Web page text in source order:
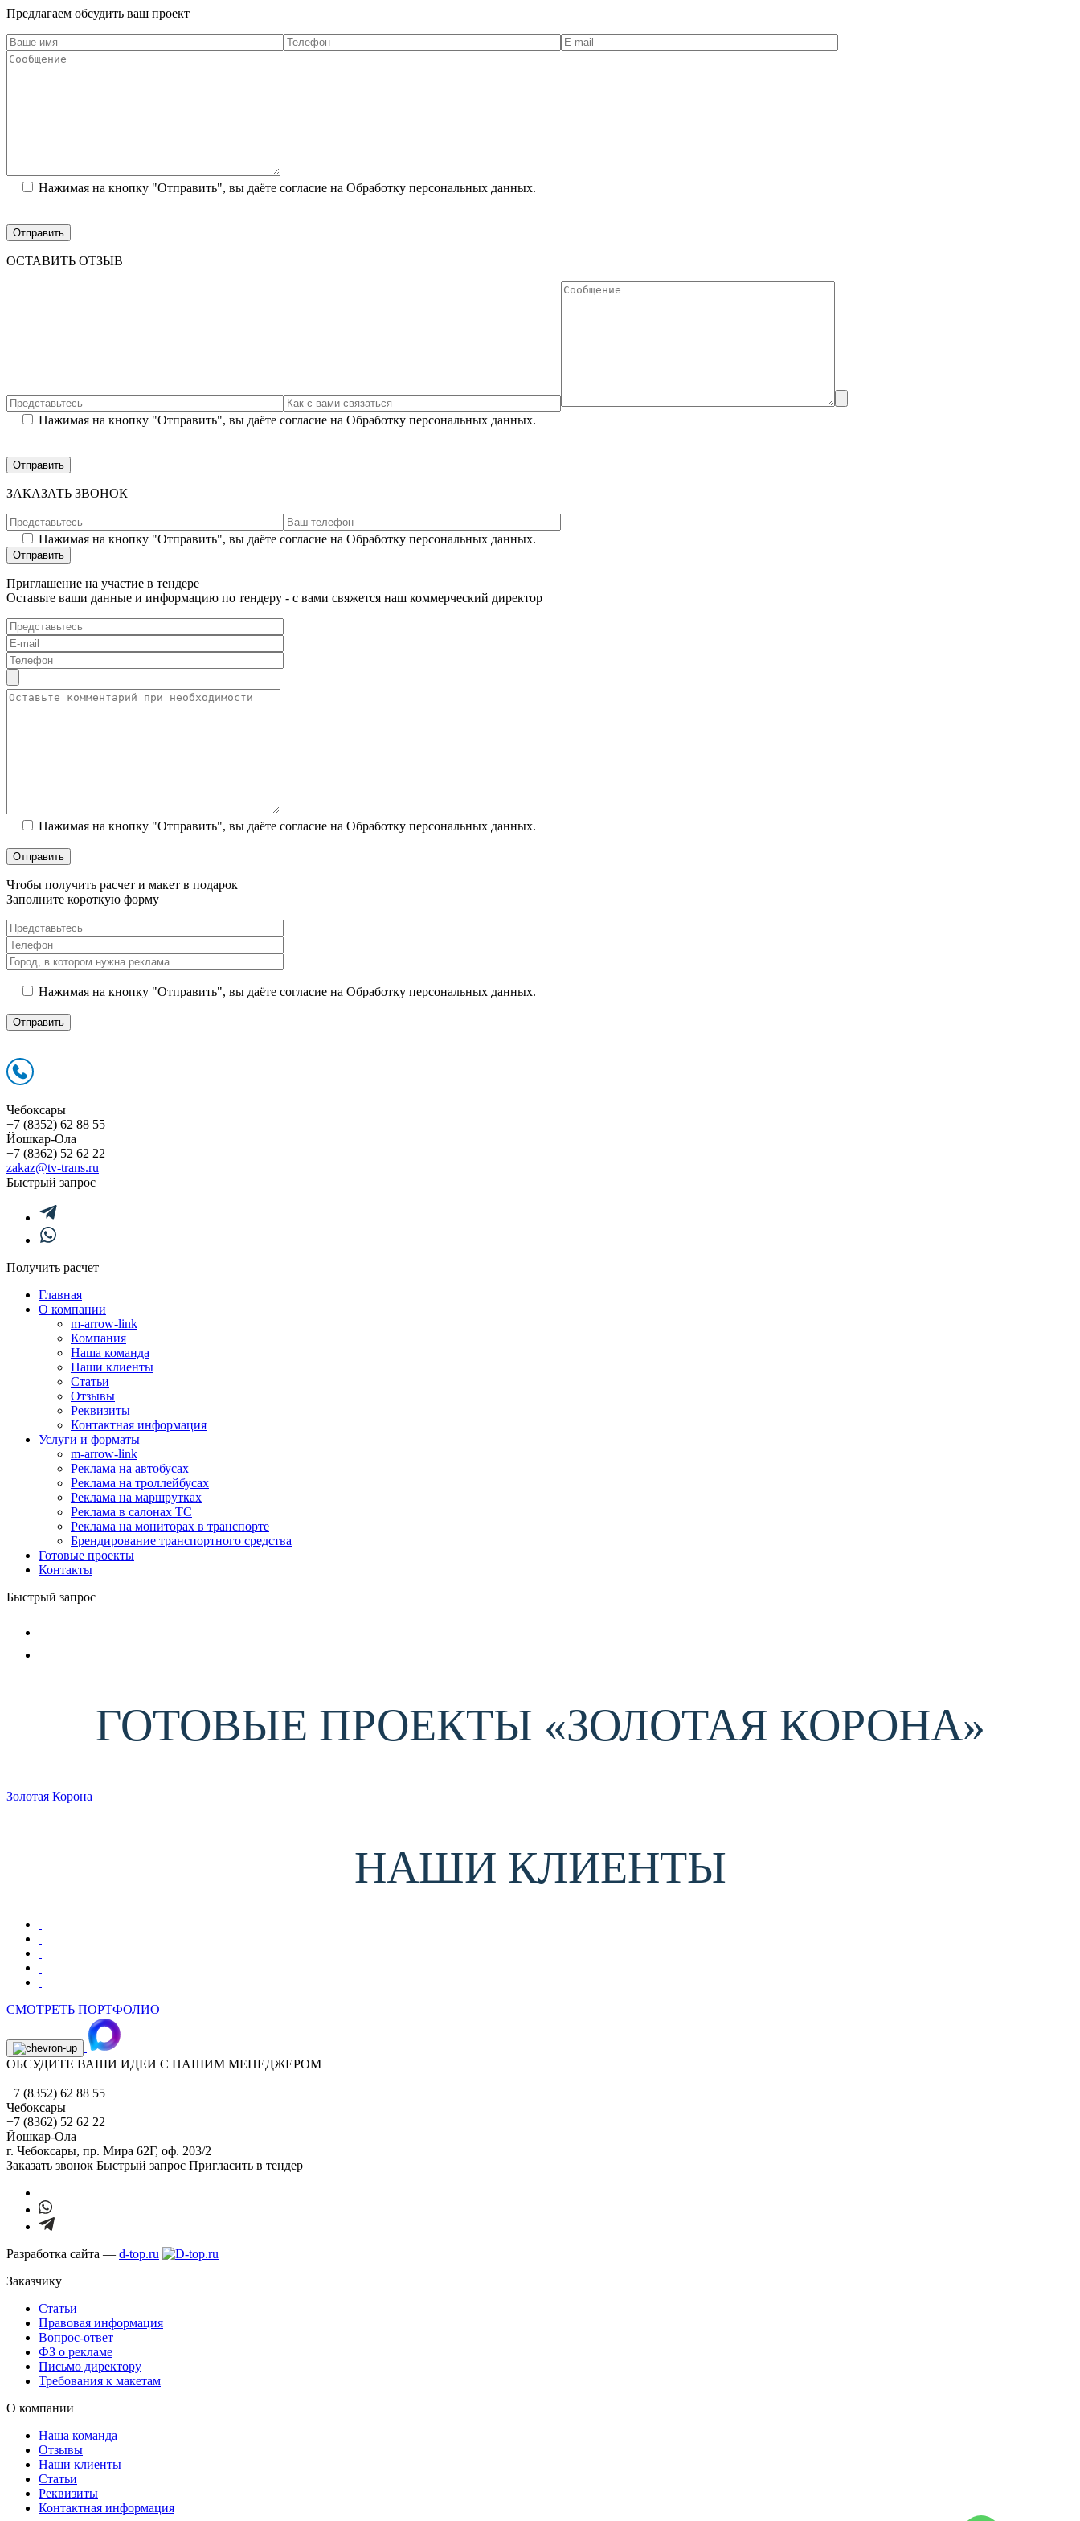
Предлагаем обсудить ваш проект
Нажимая на кнопку "Отправить", вы даёте согласие на Обработку персональных данных.
ОСТАВИТЬ ОТЗЫВ
Нажимая на кнопку "Отправить", вы даёте согласие на Обработку персональных данных.
ЗАКАЗАТЬ ЗВОНОК
Нажимая на кнопку "Отправить", вы даёте согласие на Обработку персональных данных.
Приглашение на участие в тендере
Оставьте ваши данные и информацию по тендеру - с вами свяжется наш коммерческий директор
Нажимая на кнопку "Отправить", вы даёте согласие на Обработку персональных данных.
Чтобы получить расчет и макет в подарок
Заполните короткую форму
Нажимая на кнопку "Отправить", вы даёте согласие на Обработку персональных данных.
Чебоксары
+7 (8352) 62 88 55
Йошкар-Ола
+7 (8362) 52 62 22
zakaz@tv-trans.ru
Быстрый запрос
Получить расчет
Главная
О компании
m-arrow-link
Компания
Наша команда
Наши клиенты
Статьи
Отзывы
Реквизиты
Контактная информация
Услуги и форматы
m-arrow-link
Реклама на автобусах
Реклама на троллейбусах
Реклама на маршрутках
Реклама в салонах ТС
Реклама на мониторах в транспорте
Брендирование транспортного средства
Готовые проекты
Контакты
Быстрый запрос
ГОТОВЫЕ ПРОЕКТЫ «ЗОЛОТАЯ КОРОНА»
Золотая Корона
НАШИ КЛИЕНТЫ
СМОТРЕТЬ ПОРТФОЛИО
ОБСУДИТЕ ВАШИ ИДЕИ С НАШИМ МЕНЕДЖЕРОМ
+7 (8352) 62 88 55
Чебоксары
+7 (8362) 52 62 22
Йошкар-Ола
г. Чебоксары, пр. Мира 62Г, оф. 203/2
Заказать звонок Быстрый запрос Пригласить в тендер
Разработка сайта — d-top.ru
Заказчику
Статьи
Правовая информация
Вопрос-ответ
ФЗ о рекламе
Письмо директору
Требования к макетам
О компании
Наша команда
Отзывы
Наши клиенты
Статьи
Реквизиты
Контактная информация